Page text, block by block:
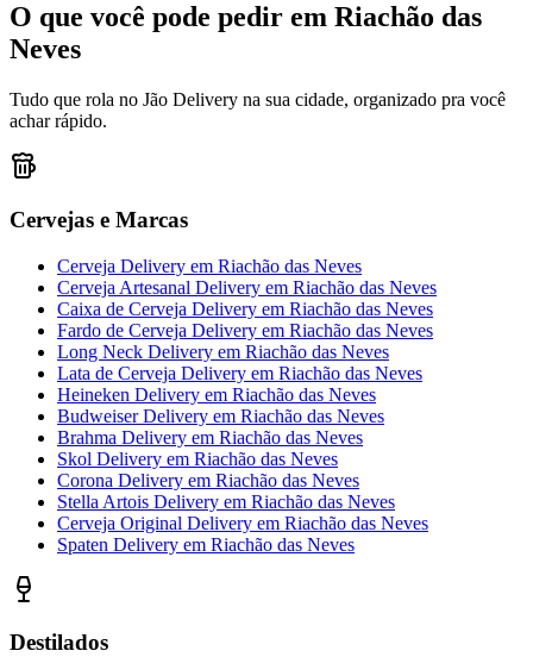
O que você pode pedir em Riachão das
Neves
Tudo que rola no Jão Delivery na sua cidade, organizado pra você
achar rápido.
Cervejas e Marcas
Cerveja Delivery em Riachão das Neves
Cerveja Artesanal Delivery em Riachão das Neves
Caixa de Cerveja Delivery em Riachão das Neves
Fardo de Cerveja Delivery em Riachão das Neves
Long Neck Delivery em Riachão das Neves
Lata de Cerveja Delivery em Riachão das Neves
Heineken Delivery em Riachão das Neves
Budweiser Delivery em Riachão das Neves
Brahma Delivery em Riachão das Neves
Skol Delivery em Riachão das Neves
Corona Delivery em Riachão das Neves
Stella Artois Delivery em Riachão das Neves
Cerveja Original Delivery em Riachão das Neves
Spaten Delivery em Riachão das Neves
Destilados